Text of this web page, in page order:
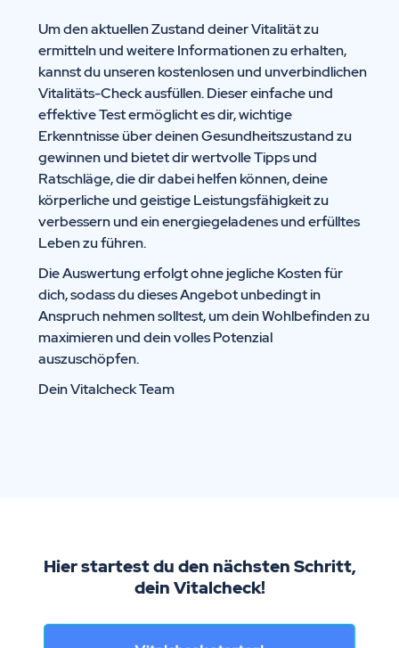
Um den aktuellen Zustand deiner Vitalität zu
ermitteln und weitere Informationen zu erhalten,
kannst du unseren kostenlosen und unverbindlichen
Vitalitäts-Check ausfüllen. Dieser einfache und
effektive Test ermöglicht es dir, wichtige
Erkenntnisse über deinen Gesundheitszustand zu
gewinnen und bietet dir wertvolle Tipps und
Ratschläge, die dir dabei helfen können, deine
körperliche und geistige Leistungsfähigkeit zu
verbessern und ein energiegeladenes und erfülltes
Leben zu führen.
Die Auswertung erfolgt ohne jegliche Kosten für
dich, sodass du dieses Angebot unbedingt in
Anspruch nehmen solltest, um dein Wohlbefinden zu
maximieren und dein volles Potenzial
auszuschöpfen.
Dein Vitalcheck Team
Hier startest du den nächsten Schritt,
dein Vitalcheck!